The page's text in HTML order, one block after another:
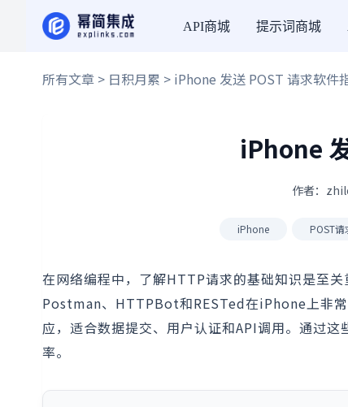
API商城 提示词商城
所有文章 > 日积月累 > iPhone 发送 POST 请求软件
iPhone
作者：
iPhone POST请
在网络编程中，了解HTTP请求的基础知识是至
Postman、HTTPBot和RESTed在iPhone上非
应，适合数据提交、用户认证和API调用。通过
率。